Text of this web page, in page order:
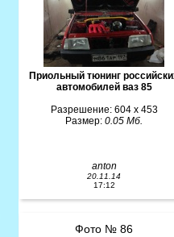
Приольный тюнинг
автомобилей ваз 85
Разрешение: 604 x 453
Размер: 0.05 Мб.
anton
20.11.14
17:12
Фото № 86